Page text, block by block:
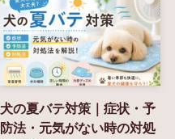
犬の夏バテ対策｜症状・予
防法・元気がない時の対処